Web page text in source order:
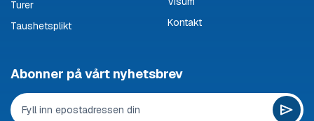
Turer
Taushetsplikt
Kontakt
Abonner på vårt nyhetsbrev